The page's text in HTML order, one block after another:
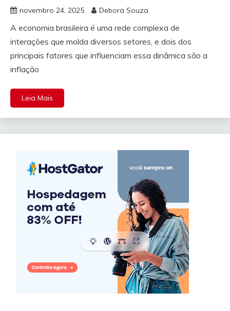
novembro 24, 2025 Debora Souza
A economia brasileira é uma rede complexa de
interações que molda diversos setores, e dois dos
principais fatores que influenciam essa dinâmica são a
inflação
Leia Mais